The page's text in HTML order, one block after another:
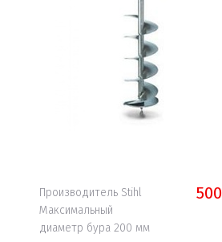
Производитель Stihl
Максимальный
диаметр бура 200 мм
500